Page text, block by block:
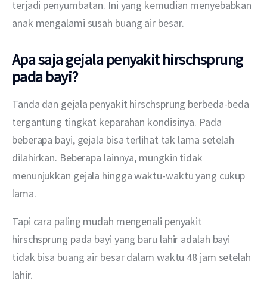
terjadi penyumbatan. Ini yang kemudian menyebabkan
anak mengalami susah buang air besar.
Apa saja gejala penyakit hirschsprung
pada bayi?
Tanda dan gejala penyakit hirschsprung berbeda-beda
tergantung tingkat keparahan kondisinya. Pada
beberapa bayi, gejala bisa terlihat tak lama setelah
dilahirkan. Beberapa lainnya, mungkin tidak
menunjukkan gejala hingga waktu-waktu yang cukup
lama.
Tapi cara paling mudah mengenali penyakit
hirschsprung pada bayi yang baru lahir adalah bayi
tidak bisa buang air besar dalam waktu 48 jam setelah
lahir.